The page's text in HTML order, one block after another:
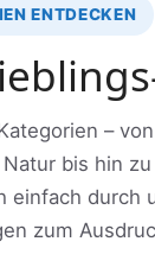
ENTDECKEN
–
bis hin
einfach durch
zum